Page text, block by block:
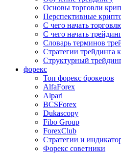
Основы торговли
Перспективные
С чего начать
С чего начать
Словарь терминов
Стратегии трейдинга
Структурный
форекс
Топ форекс брокеров
AlfaForex
Alpari
BСSForex
Dukascopy
Fibo Group
ForexClub
Стратегии и
Форекс советники